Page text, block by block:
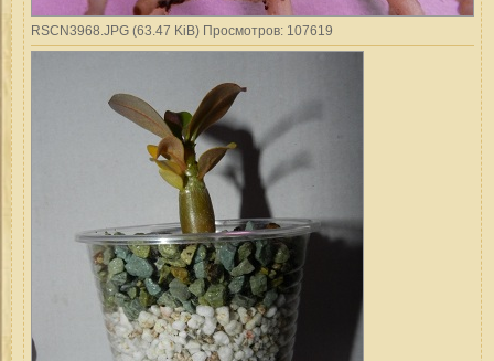
RSCN3968.JPG (63.47 KiB) Просмотров: 107619